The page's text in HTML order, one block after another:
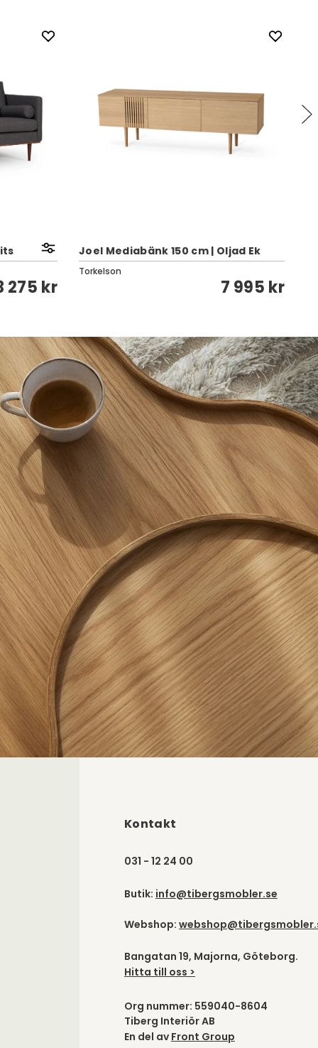
275 kr
Joel Mediabänk 150 cm | Oljad Ek
Torkelson
7 995 kr
Kontakt
031 - 12 24 00
Butik: info@tibergsmobler.se
Webshop:
Bangatan 19, Majorna, Göteborg.
Hitta till oss >
Org nummer: 559040-8604
Tiberg Interiör AB
En del av Front Group